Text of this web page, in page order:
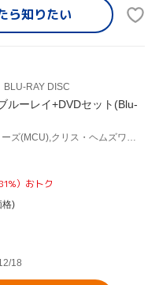
ら知りたい
BLU-RAY DISC
ルーレイ+DVDセット(Blu-
アベンジャーズシリーズ(MCU),クリス・ヘムズワース,ナタリー・ポートマン,アンソニー・ホプキンス,ケネス・ブラナー(監督),パトリック・ドイル(音楽)
）おトク
格)
18